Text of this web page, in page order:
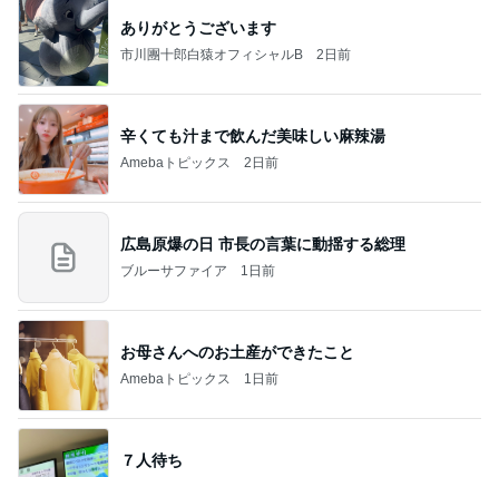
ありがとうございます
市川團十郎白猿オフィシャルB 2日前
辛くても汁まで飲んだ美味しい麻辣湯
Amebaトピックス 2日前
広島原爆の日 市長の言葉に動揺する総理
ブルーサファイア 1日前
お母さんへのお土産ができたこと
Amebaトピックス 1日前
７人待ち